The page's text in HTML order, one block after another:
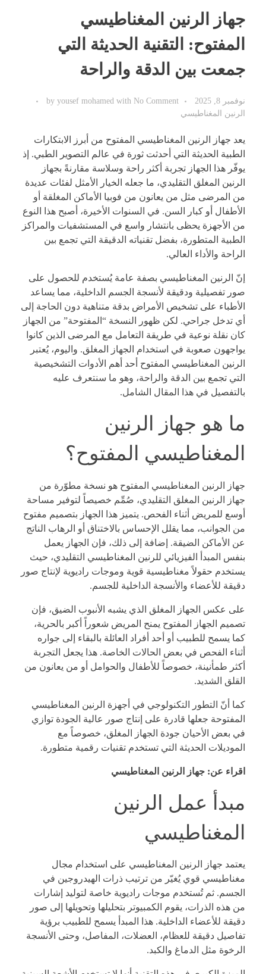
جهاز الرنين المغناطيسي
المفتوح: التقنية الحديثة التي
جمعت بين الدقة والراحة
نوفمبر 8, 2025 by yousef mohamed with No Comment
الرنين المغناطيسي
يعد جهاز الرنين المغناطيسي المفتوح من أبرز الابتكارات
الطبية الحديثة التي أحدثت ثورة في عالم التصوير الطبي. إذ
يوفّر هذا الجهاز تجربة أكثر راحة وسلاسة مقارنةً بجهاز
الرنين المغلق التقليدي، ما جعله الخيار الأمثل لفئات عديدة
من المرضى مثل من يعانون من فوبيا الأماكن المغلقة أو
الأطفال أو كبار السن. في السنوات الأخيرة، أصبح هذا النوع
من الأجهزة يحظى بانتشار واسع في المستشفيات والمراكز
الطبية المتطورة، بفضل تقنياته الدقيقة التي تجمع بين
الراحة والأداء العالي.
إنّ الرنين المغناطيسي بصفة عامة يُستخدم للحصول على
صور تفصيلية ودقيقة لأنسجة الجسم الداخلية، مما يساعد
الأطباء على تشخيص الأمراض بدقة متناهية دون الحاجة إلى
أي تدخل جراحي. لكن ظهور النسخة “المفتوحة” من الجهاز
كان نقلة نوعية في طريقة التعامل مع المرضى الذين كانوا
يواجهون صعوبة في استخدام الجهاز المغلق. واليوم، يُعتبر
الرنين المغناطيسي المفتوح أحد أهم الأدوات التشخيصية
التي تجمع بين الدقة والراحة، وهو ما سنتعرف عليه
بالتفصيل في هذا المقال الشامل.
ما هو جهاز الرنين
المغناطيسي المفتوح؟
جهاز الرنين المغناطيسي المفتوح هو نسخة مطوّرة من
جهاز الرنين المغلق التقليدي، صُمِّم خصيصاً لتوفير مساحة
أوسع للمريض أثناء الفحص. يتميز هذا الجهاز بتصميم مفتوح
من الجوانب، مما يقلل الإحساس بالاختناق أو الرهاب الناتج
عن الأماكن الضيقة. إضافة إلى ذلك، فإن الجهاز يعمل
بنفس المبدأ الفيزيائي للرنين المغناطيسي التقليدي، حيث
يستخدم حقولاً مغناطيسية قوية وموجات راديوية لإنتاج صور
دقيقة للأعضاء والأنسجة الداخلية للجسم.
على عكس الجهاز المغلق الذي يشبه الأنبوب الضيق، فإن
تصميم الجهاز المفتوح يمنح المريض شعوراً أكبر بالحرية،
كما يسمح للطبيب أو أحد أفراد العائلة بالبقاء إلى جواره
أثناء الفحص في بعض الحالات الخاصة. هذا يجعل التجربة
أكثر طمأنينة، خصوصاً للأطفال والحوامل أو من يعانون من
القلق الشديد.
كما أنّ التطور التكنولوجي في أجهزة الرنين المغناطيسي
المفتوحة جعلها قادرة على إنتاج صور عالية الجودة توازي
في بعض الأحيان جودة الجهاز المغلق، خصوصاً مع
الموديلات الحديثة التي تستخدم تقنيات رقمية متطورة.
اقراء عن: جهاز الرنين المغناطيسي
مبدأ عمل الرنين
المغناطيسي
يعتمد جهاز الرنين المغناطيسي على استخدام مجال
مغناطيسي قوي يُغيّر من ترتيب ذرات الهيدروجين في
الجسم. ثم تُستخدم موجات راديوية خاصة لتوليد إشارات
من هذه الذرات، يقوم الكمبيوتر بتحليلها وتحويلها إلى صور
دقيقة للأعضاء الداخلية. هذا المبدأ يسمح للطبيب برؤية
تفاصيل دقيقة للعظام، العضلات، المفاصل، وحتى الأنسجة
الرخوة مثل الدماغ والكبد.